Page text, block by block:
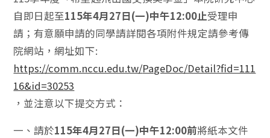
自即日起至115年4月27日(一)中午12:00止受理申
請；有意願申請的同學請詳閱各項附件規定請參考傳
院網站，網址如下:
https://comm.nccu.edu.tw/PageDoc/Detail?fid=111
16&id=30253
，並注意以下提交方式：
一、請於115年4月27日(一)中午12:00前將紙本文件